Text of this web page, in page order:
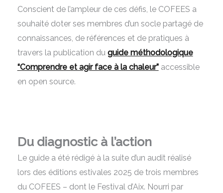
Conscient de l’ampleur de ces défis, le COFEES a
souhaité doter ses membres d’un socle partagé de
connaissances, de références et de pratiques à
travers la publication du guide méthodologique
“Comprendre et agir face à la chaleur” accessible
en open source.
Du diagnostic à l’action
Le guidea été rédigé à la suite d’un audit réalisé
lors des éditions estivales 2025 de trois membres
du COFEES – dont le Festival d’Aix. Nourri par